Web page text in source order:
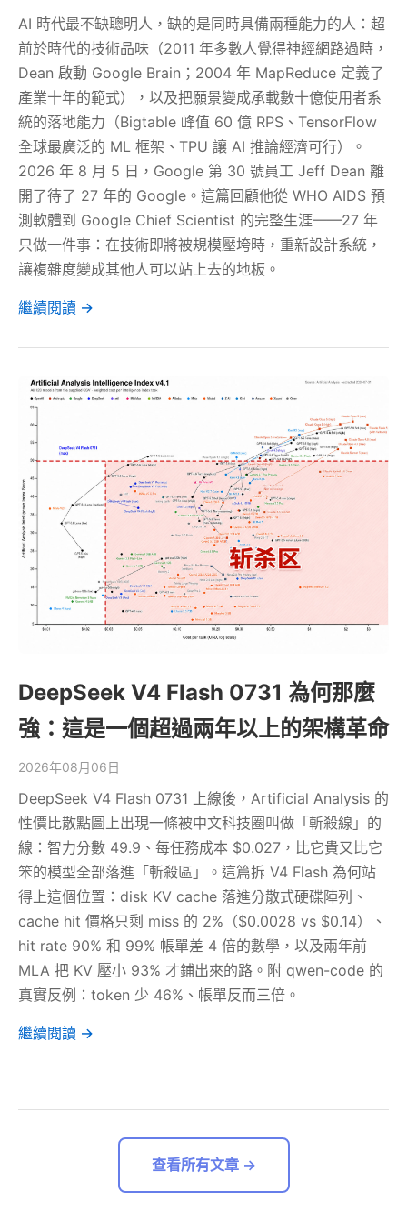
AI 時代最不缺聰明人，缺的是同時具備兩種能力的人：超
前於時代的技術品味（2011 年多數人覺得神經網路過時，
Dean 啟動 Google Brain；2004 年 MapReduce 定義了
產業十年的範式），以及把願景變成承載數十億使用者系
統的落地能力（Bigtable 峰值 60 億 RPS、TensorFlow
全球最廣泛的 ML 框架、TPU 讓 AI 推論經濟可行）。
2026 年 8 月 5 日，Google 第 30 號員工 Jeff Dean 離
開了待了 27 年的 Google。這篇回顧他從 WHO AIDS 預
測軟體到 Google Chief Scientist 的完整生涯——27 年
只做一件事：在技術即將被規模壓垮時，重新設計系統，
讓複雜度變成其他人可以站上去的地板。
繼續閱讀 →
DeepSeek V4 Flash 0731 為何那麼
強：這是一個超過兩年以上的架構革命
2026年08月06日
DeepSeek V4 Flash 0731 上線後，Artificial Analysis 的
性價比散點圖上出現一條被中文科技圈叫做「斬殺線」的
線：智力分數 49.9、每任務成本 $0.027，比它貴又比它
笨的模型全部落進「斬殺區」。這篇拆 V4 Flash 為何站
得上這個位置：disk KV cache 落進分散式硬碟陣列、
cache hit 價格只剩 miss 的 2%（$0.0028 vs $0.14）、
hit rate 90% 和 99% 帳單差 4 倍的數學，以及兩年前
MLA 把 KV 壓小 93% 才鋪出來的路。附 qwen-code 的
真實反例：token 少 46%、帳單反而三倍。
繼續閱讀 →
查看所有文章 →